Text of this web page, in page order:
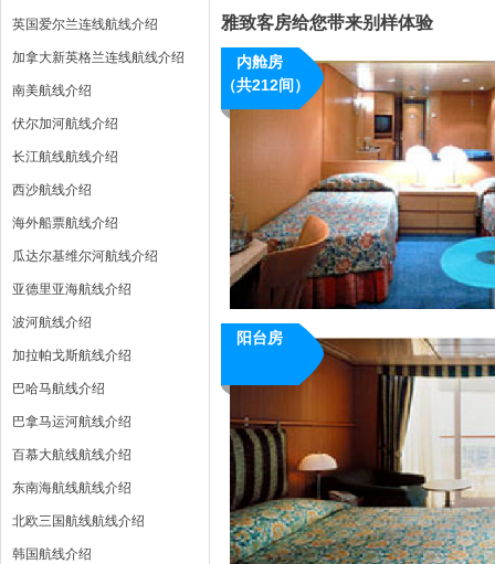
英国爱尔兰连线航线介绍
加拿大新英格兰连线航线介绍
南美航线介绍
伏尔加河航线介绍
长江航线航线介绍
西沙航线介绍
海外船票航线介绍
瓜达尔基维尔河航线介绍
亚德里亚海航线介绍
波河航线介绍
加拉帕戈斯航线介绍
巴哈马航线介绍
巴拿马运河航线介绍
百慕大航线航线介绍
东南海航线航线介绍
北欧三国航线航线介绍
韩国航线介绍
雅致客房给您带来别样体验
内舱房
（共212间）
阳台房